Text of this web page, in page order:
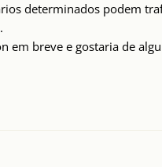
determinados podem
em breve e gostaria de